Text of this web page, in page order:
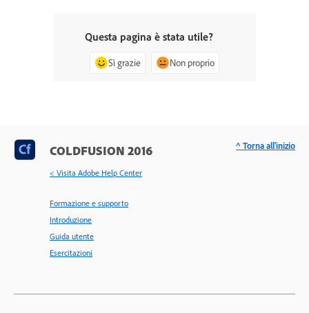
Questa pagina è stata utile?
Sì grazie Non proprio
COLDFUSION 2016
< Visita Adobe Help Center
Formazione e supporto
Introduzione
Guida utente
Esercitazioni
^ Torna all'inizio